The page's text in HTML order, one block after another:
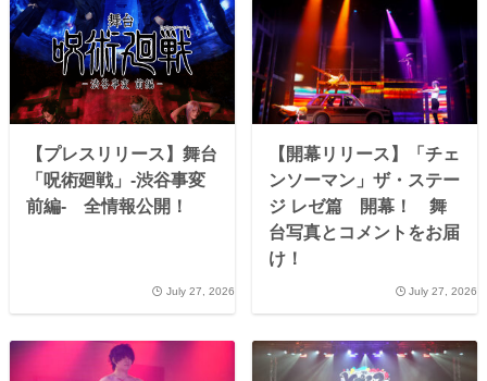
【プレスリリース】舞台
「呪術廻戦」-渋谷事変
前編- 全情報公開！
July 27, 2026
【開幕リリース】「チェ
ンソーマン」ザ・ステー
ジ レゼ篇 開幕！ 舞
台写真とコメントをお届
け！
July 27, 2026